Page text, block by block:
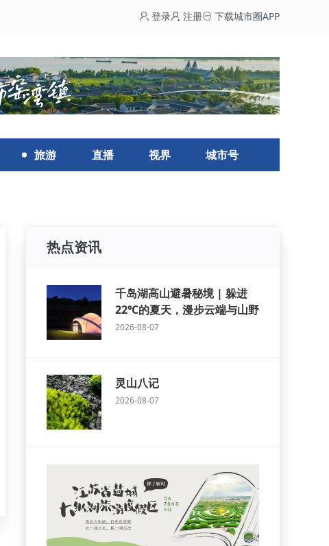
登录 注册 下载城市圈APP
旅游 直播 视界 城市号
热点资讯
千岛湖高山避暑秘境 | 躲进
22℃的夏天，漫步云端与山野
2026-08-07
灵山八记
2026-08-07